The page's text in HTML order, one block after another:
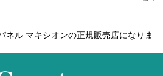
ネル マキシオンの正規販売店になりま